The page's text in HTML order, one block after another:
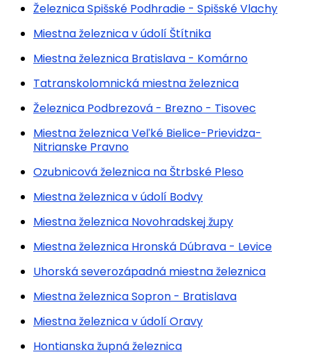
Železnica Spišské Podhradie - Spišské Vlachy
Miestna železnica v údolí Štítnika
Miestna železnica Bratislava - Komárno
Tatranskolomnická miestna železnica
Železnica Podbrezová - Brezno - Tisovec
Miestna železnica Veľké Bielice-Prievidza-
Nitrianske Pravno
Ozubnicová železnica na Štrbské Pleso
Miestna železnica v údolí Bodvy
Miestna železnica Novohradskej župy
Miestna železnica Hronská Dúbrava - Levice
Uhorská severozápadná miestna železnica
Miestna železnica Sopron - Bratislava
Miestna železnica v údolí Oravy
Hontianska župná železnica